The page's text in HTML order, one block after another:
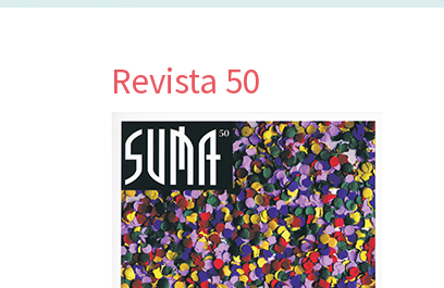
Revista 50